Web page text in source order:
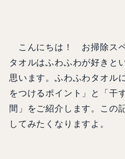
こんにちは！ お掃除スペ
タオルはふわふわが好きと
思います。ふわふわタオル
をつけるポイント」と「干
間」をご紹介します。この
してみたくなりますよ。